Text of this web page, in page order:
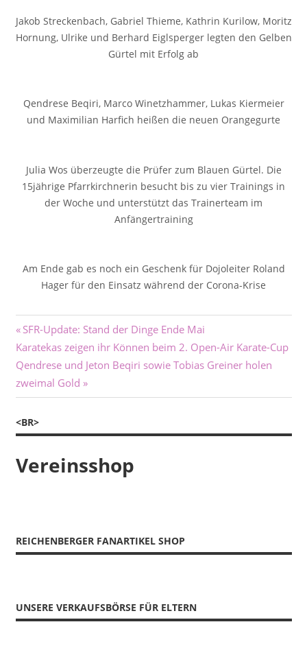
Jakob Streckenbach, Gabriel Thieme, Kathrin Kurilow, Moritz
Hornung, Ulrike und Berhard Eiglsperger legten den Gelben
Gürtel mit Erfolg ab
Qendrese Beqiri, Marco Winetzhammer, Lukas Kiermeier
und Maximilian Harfich heißen die neuen Orangegurte
Julia Wos überzeugte die Prüfer zum Blauen Gürtel. Die
15jährige Pfarrkirchnerin besucht bis zu vier Trainings in
der Woche und unterstützt das Trainerteam im
Anfängertraining
Am Ende gab es noch ein Geschenk für Dojoleiter Roland
Hager für den Einsatz während der Corona-Krise
Beitragsnavigation
Vorheriger
Beitrag:
SFR-Update: Stand der Dinge Ende Mai
Nächster
Beitrag:
Karatekas zeigen ihr Können beim 2. Open-Air Karate-Cup
Qendrese und Jeton Beqiri sowie Tobias Greiner holen
zweimal Gold
<BR>
Vereinsshop
REICHENBERGER FANARTIKEL SHOP
UNSERE VERKAUFSBÖRSE FÜR ELTERN